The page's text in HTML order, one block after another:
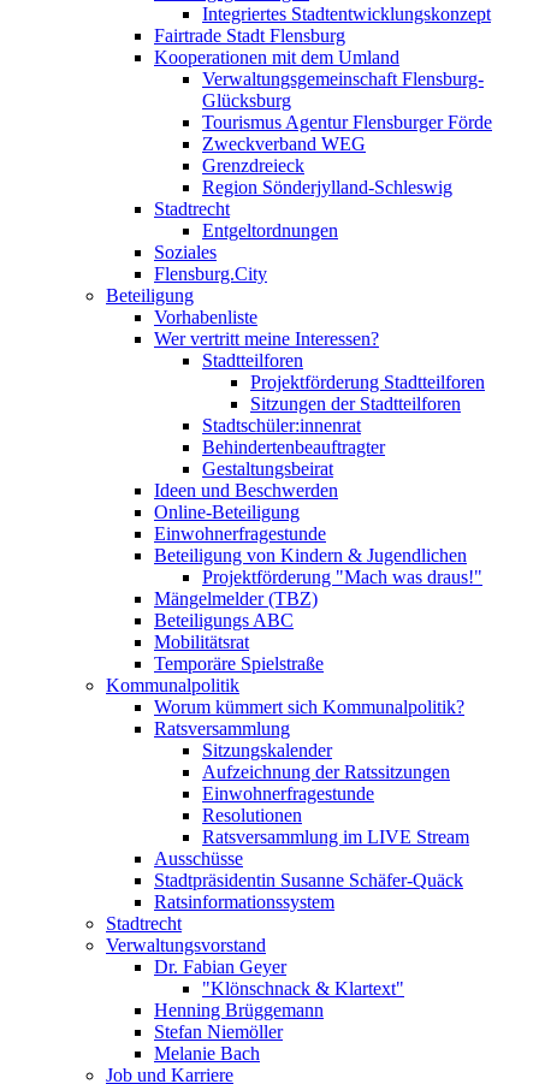
Integriertes Stadtentwicklungskonzept
Fairtrade Stadt Flensburg
Kooperationen mit dem Umland
Verwaltungsgemeinschaft Flensburg-
Glücksburg
Tourismus Agentur Flensburger Förde
Zweckverband WEG
Grenzdreieck
Region Sönderjylland-Schleswig
Stadtrecht
Entgeltordnungen
Soziales
Flensburg.City
Beteiligung
Vorhabenliste
Wer vertritt meine Interessen?
Stadtteilforen
Projektförderung Stadtteilforen
Sitzungen der Stadtteilforen
Stadtschüler:innenrat
Behindertenbeauftragter
Gestaltungsbeirat
Ideen und Beschwerden
Online-Beteiligung
Einwohnerfragestunde
Beteiligung von Kindern & Jugendlichen
Projektförderung "Mach was draus!"
Mängelmelder (TBZ)
Beteiligungs ABC
Mobilitätsrat
Temporäre Spielstraße
Kommunalpolitik
Worum kümmert sich Kommunalpolitik?
Ratsversammlung
Sitzungskalender
Aufzeichnung der Ratssitzungen
Einwohnerfragestunde
Resolutionen
Ratsversammlung im LIVE Stream
Ausschüsse
Stadtpräsidentin Susanne Schäfer-Quäck
Ratsinformationssystem
Stadtrecht
Verwaltungsvorstand
Dr. Fabian Geyer
"Klönschnack & Klartext"
Henning Brüggemann
Stefan Niemöller
Melanie Bach
Job und Karriere